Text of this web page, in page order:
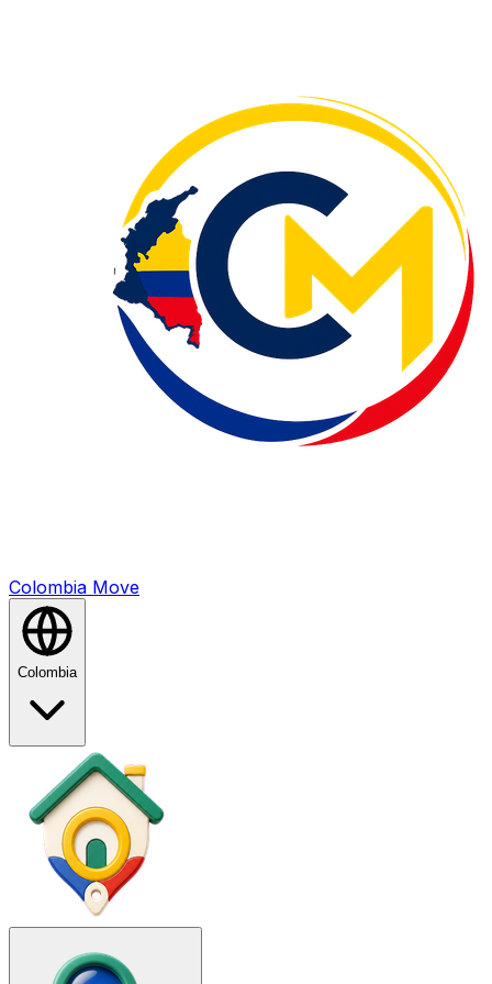
Colombia Move
Colombia